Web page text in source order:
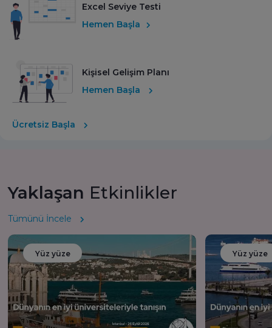
Excel Seviye Testi
Hemen Başla
Kişisel Gelişim Planı
Hemen Başla
Ücretsiz Başla
Yaklaşan Etkinlikler
Tümünü İncele
Yüz yüze Yüz yüze